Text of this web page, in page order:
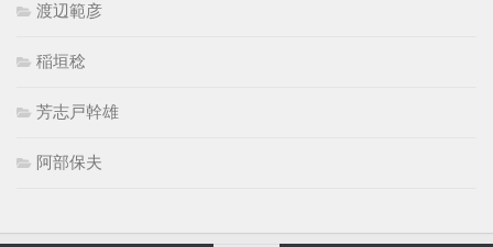
渡辺範彦
稲垣稔
芳志戸幹雄
阿部保夫